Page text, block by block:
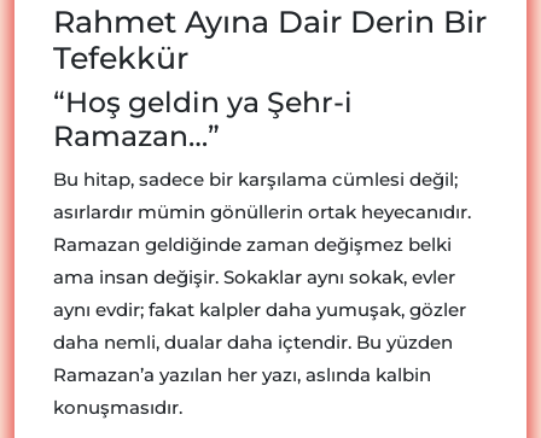
Rahmet Ayına Dair Derin Bir
Tefekkür
“Hoş geldin ya Şehr-i
Ramazan…”
Bu hitap, sadece bir karşılama cümlesi değil;
asırlardır mümin gönüllerin ortak heyecanıdır.
Ramazan geldiğinde zaman değişmez belki
ama insan değişir. Sokaklar aynı sokak, evler
aynı evdir; fakat kalpler daha yumuşak, gözler
daha nemli, dualar daha içtendir. Bu yüzden
Ramazan’a yazılan her yazı, aslında kalbin
konuşmasıdır.